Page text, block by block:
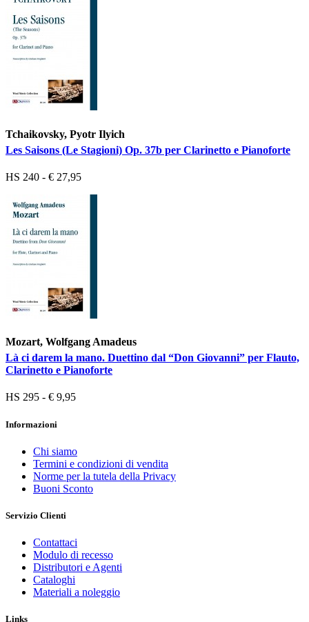
Tchaikovsky, Pyotr Ilyich
Les Saisons (Le Stagioni) Op. 37b per Clarinetto e Pianoforte
HS 240 - € 27,95
Mozart, Wolfgang Amadeus
Là ci darem la mano. Duettino dal “Don Giovanni” per Flauto,
Clarinetto e Pianoforte
HS 295 - € 9,95
Informazioni
Chi siamo
Termini e condizioni di vendita
Norme per la tutela della Privacy
Buoni Sconto
Servizio Clienti
Contattaci
Modulo di recesso
Distributori e Agenti
Cataloghi
Materiali a noleggio
Links